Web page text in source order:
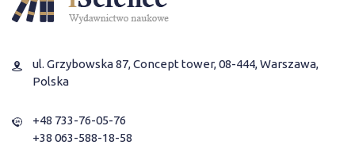
ul. Grzybowska 87, Concept tower, 08-444, Warszawa,
Polska
+48 733-76-05-76
+38 063-588-18-58